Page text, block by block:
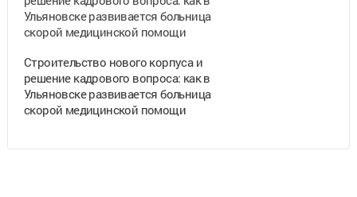
Строительство нового корпуса и
решение кадрового вопроса: как в
Ульяновске развивается больница
скорой медицинской помощи